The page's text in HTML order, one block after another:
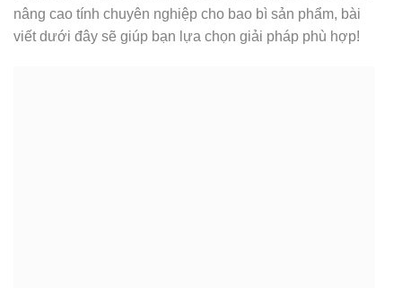
nâng cao tính chuyên nghiệp cho bao bì sản phẩm, bài
viết dưới đây sẽ giúp bạn lựa chọn giải pháp phù hợp!